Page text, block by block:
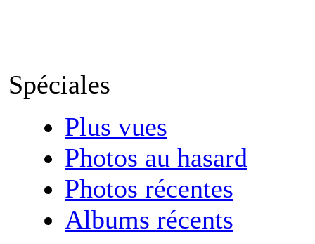
Spéciales
Plus vues
Photos au hasard
Photos récentes
Albums récents